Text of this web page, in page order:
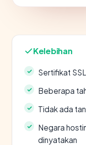
Kelebihan
Sertifikat
Beberapa
Tidak ada
Negara
dinyatakan